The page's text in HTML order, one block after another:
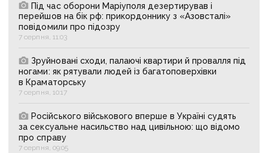
Під час оборони Маріуполя дезертирував і
перейшов на бік рф: прикордоннику з «Азовсталі»
повідомили про підозру
7 серпня, 11:03
Зруйновані сходи, палаючі квартири й провалля під
ногами: як рятували людей із багатоповерхівки
в Краматорську
7 серпня, 10:17
Російського військового вперше в Україні судять
за сексуальне насильство над цивільною: що відомо
про справу
7 серпня, 09:05